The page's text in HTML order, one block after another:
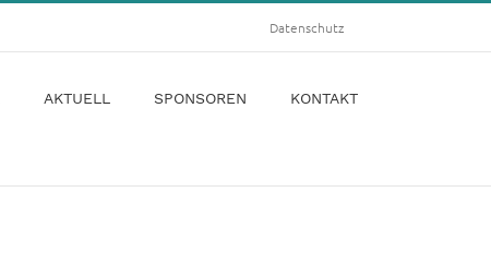
Datenschutz
AKTUELL SPONSOREN KONTAKT